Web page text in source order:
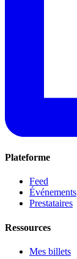
Plateforme
Feed
Événements
Prestataires
Ressources
Mes billets